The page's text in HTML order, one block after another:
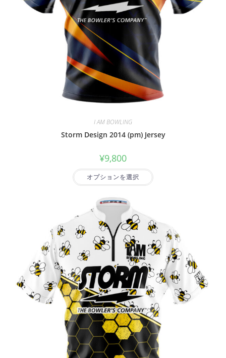
I AM BOWLING
Storm Design 2014 (pm) Jersey
¥9,800
オプションを選択